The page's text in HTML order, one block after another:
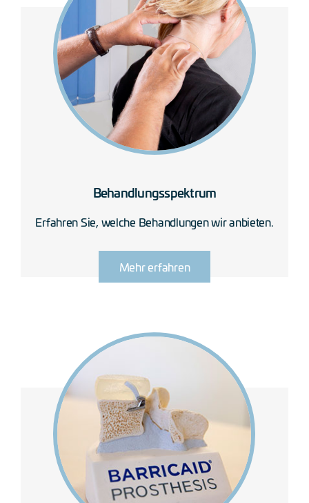
Behandlungsspektrum
Erfahren Sie, welche Behandlungen wir anbieten.
Mehr erfahren